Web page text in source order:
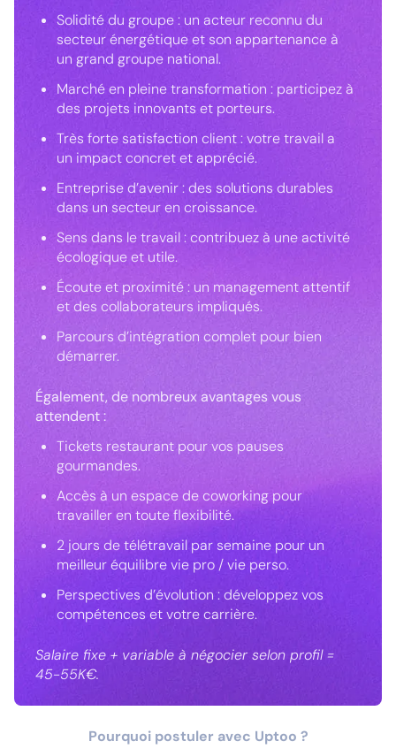
Solidité du groupe : un acteur reconnu du
secteur énergétique et son appartenance à
un grand groupe national.
Marché en pleine transformation : participez à
des projets innovants et porteurs.
Très forte satisfaction client : votre travail a
un impact concret et apprécié.
Entreprise d’avenir : des solutions durables
dans un secteur en croissance.
Sens dans le travail : contribuez à une activité
écologique et utile.
Écoute et proximité : un management attentif
et des collaborateurs impliqués.
Parcours d’intégration complet pour bien
démarrer.
Également, de nombreux avantages vous
attendent :
Tickets restaurant pour vos pauses
gourmandes.
Accès à un espace de coworking pour
travailler en toute flexibilité.
2 jours de télétravail par semaine pour un
meilleur équilibre vie pro / vie perso.
Perspectives d’évolution : développez vos
compétences et votre carrière.
Salaire fixe + variable à négocier selon profil =
45-55K€.
Pourquoi postuler avec Uptoo ?